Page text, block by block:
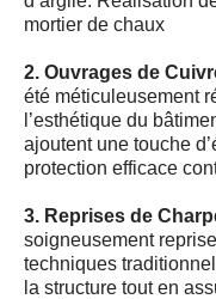
mortier de chaux
2. Ouvrages de
été méticuleusement
l’esthétique du
ajoutent une touche
protection efficace
3. Reprises de
soigneusement
techniques
la structure tout en